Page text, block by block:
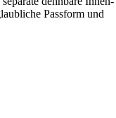
Passform und